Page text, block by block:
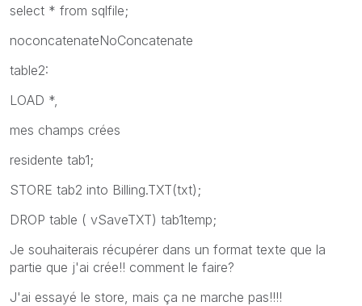
select * from sqlfile;
noconcatenateNoConcatenate
table2:
LOAD *,
mes champs crées
residente tab1;
STORE tab2 into Billing.TXT(txt);
DROP table ( vSaveTXT) tab1temp;
Je souhaiterais récupérer dans un format texte que la
partie que j'ai crée!! comment le faire?
J'ai essayé le store, mais ça ne marche pas!!!!